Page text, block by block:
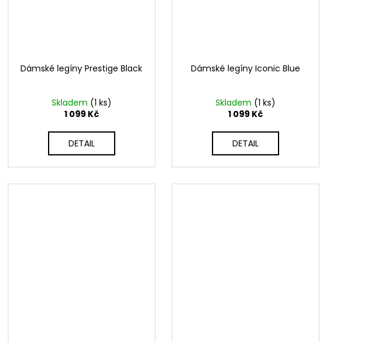
Dámské legíny Prestige Black
Skladem (1 ks)
1 099 Kč
DETAIL
Dámské legíny Iconic Blue
Skladem (1 ks)
1 099 Kč
DETAIL